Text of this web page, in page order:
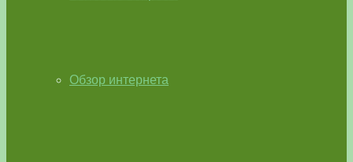
Обзор интернета